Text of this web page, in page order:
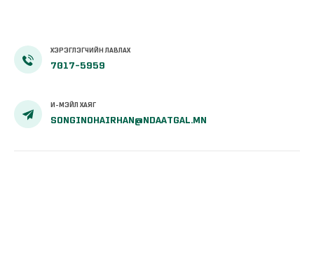
ХЭРЭГЛЭГЧИЙН ЛАВЛАХ
7017-5959
И-МЭЙЛ ХАЯГ
SONGINOHAIRHAN@NDAATGAL.MN